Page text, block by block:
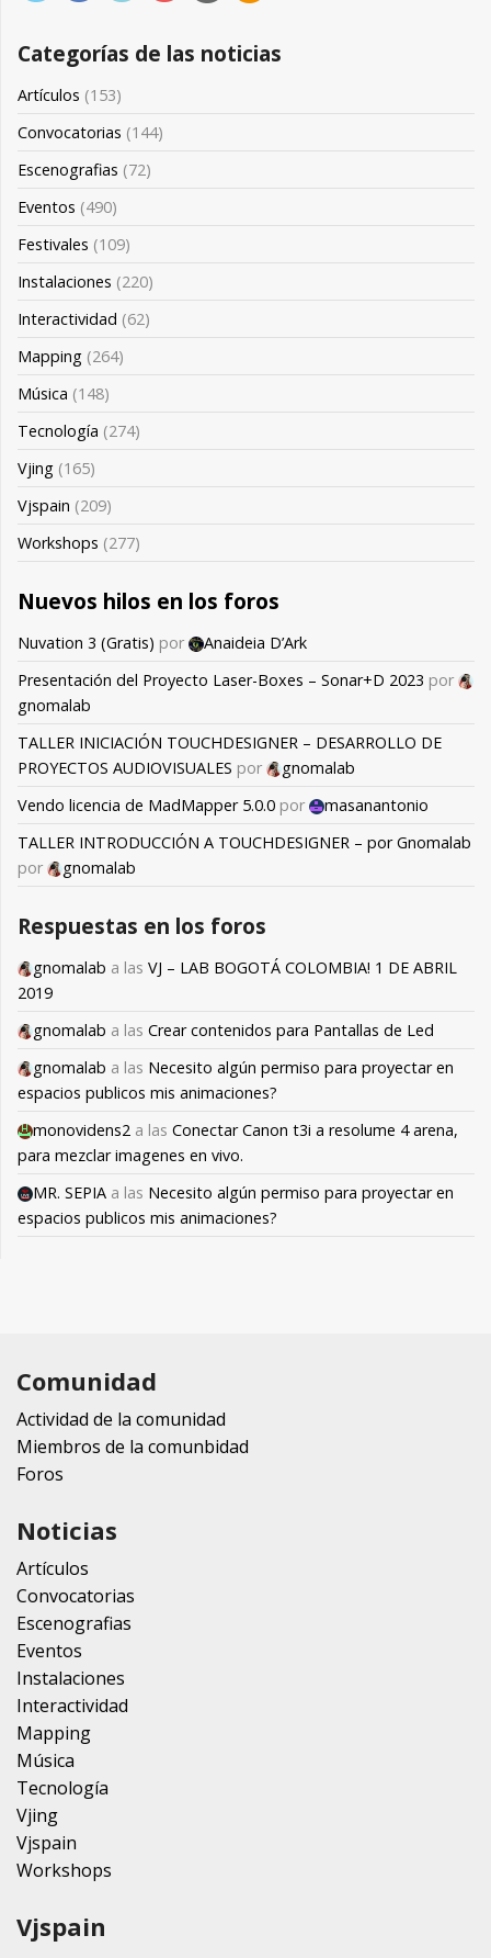
Categorías de las noticias
Artículos (153)
Convocatorias (144)
Escenografias (72)
Eventos (490)
Festivales (109)
Instalaciones (220)
Interactividad (62)
Mapping (264)
Música (148)
Tecnología (274)
Vjing (165)
Vjspain (209)
Workshops (277)
Nuevos hilos en los foros
Nuvation 3 (Gratis) por
Anaideia D’Ark
Presentación del Proyecto Laser-Boxes – Sonar+D 2023 por
gnomalab
TALLER INICIACIÓN TOUCHDESIGNER – DESARROLLO DE
PROYECTOS AUDIOVISUALES por
gnomalab
Vendo licencia de MadMapper 5.0.0 por
masanantonio
TALLER INTRODUCCIÓN A TOUCHDESIGNER – por Gnomalab
por
gnomalab
Respuestas en los foros
gnomalab a las VJ – LAB BOGOTÁ COLOMBIA! 1 DE ABRIL
2019
gnomalab a las Crear contenidos para Pantallas de Led
gnomalab a las Necesito algún permiso para proyectar en
espacios publicos mis animaciones?
monovidens2 a las Conectar Canon t3i a resolume 4 arena,
para mezclar imagenes en vivo.
MR. SEPIA a las Necesito algún permiso para proyectar en
espacios publicos mis animaciones?
Comunidad
Actividad de la comunidad
Miembros de la comunbidad
Foros
Noticias
Artículos
Convocatorias
Escenografias
Eventos
Instalaciones
Interactividad
Mapping
Música
Tecnología
Vjing
Vjspain
Workshops
Vjspain